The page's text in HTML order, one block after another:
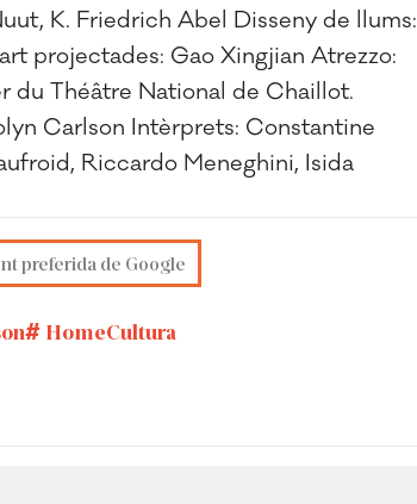
K. Friedrich Abel Disseny de llums:
projectades: Gao Xingjian Atrezzo:
du Théâtre National de Chaillot.
Carlson Intèrprets: Constantine
Riccardo Meneghini, Isida
preferida de Google
HomeCultura